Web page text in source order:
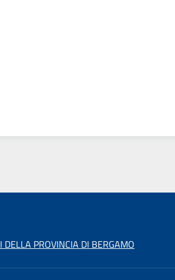
DELLA PROVINCIA DI BERGAMO